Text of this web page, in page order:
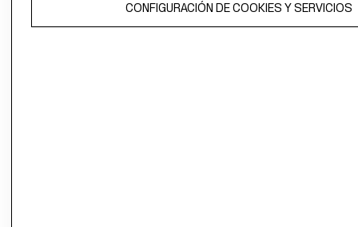
CONFIGURACIÓN DE COOKIES Y SERVICIOS